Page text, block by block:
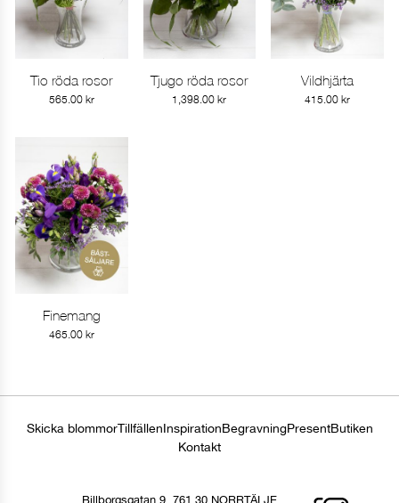
Gå till produkt
Tio röda rosor
565.00 kr
Gå till produkt
Tjugo röda rosor
1,398.00kr
Gå till produkt
Vildhjärta
415.00kr
Gå till produkt
Finemang
465.00 kr
Skicka blommorTillfällenInspirationBegravningPresentButiken
Kontakt
Billborgsgatan 9, 761 30 NORRTÄLJE